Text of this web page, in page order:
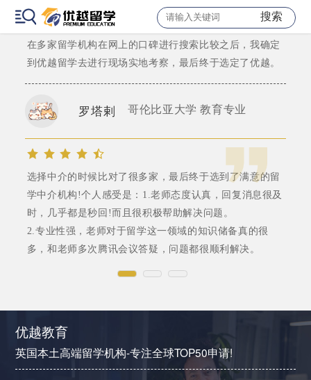
搜索
“预则立，不预则废”，大二我就开始关心申硕的信息开始
选择留学机构。
在多家留学机构在网上的口碑进行搜索比较之后，我确定
到优越留学去进行现场实地考察，最后终于选定了优越。
罗塔剌 哥伦比亚大学 教育专业
选择中介的时候比对了很多家，最后终于选到了满意的留
学中介机构!个人感受是：1.老师态度认真，回复消息很及
时，几乎都是秒回!而且很积极帮助解决问题。
2.专业性强，老师对于留学这一领域的知识储备真的很
多，和老师多次腾讯会议答疑，问题都很顺利解决。
优越教育
英国本土高端留学机构-专注全球TOP50申请!